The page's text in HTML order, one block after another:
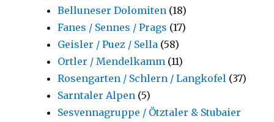
Belluneser Dolomiten (18)
Fanes / Sennes / Prags (17)
Geisler / Puez / Sella (58)
Ortler / Mendelkamm (11)
Rosengarten / Schlern / Langkofel (37)
Sarntaler Alpen (5)
Sesvennagruppe / Ötztaler & Stubaier